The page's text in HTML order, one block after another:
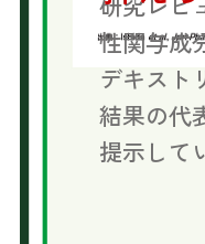
性関与成
デキスト
結果の代
提示して